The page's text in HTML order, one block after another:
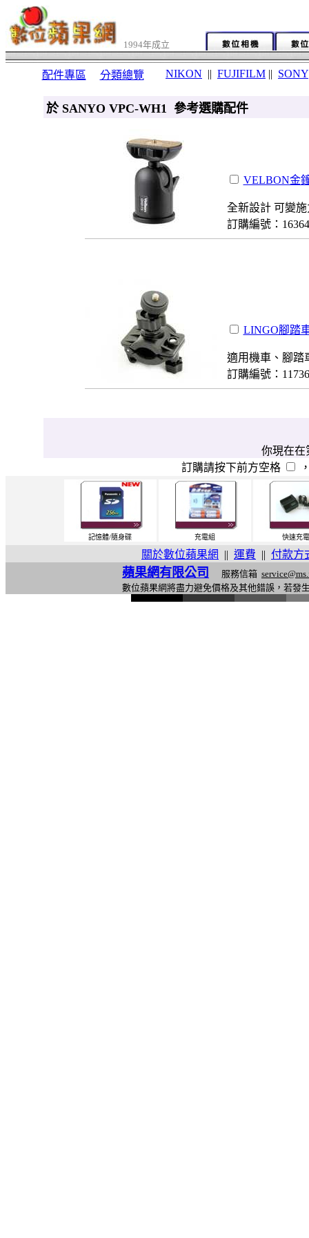
1994年成立
配件專區 分類總覽 NIKON || FUJIFILM || SONY
於 SANYO VPC-WH1 參考選購配件
VELBON金
全新設計 可變
訂購編號：
LINGO腳踏
適用機車、腳踏
訂購編號：
你現在在
訂購請按下前方空格
記憶體/隨身碟 充電組 快速充
關於數位蘋果網 || 運費 || 付款方
蘋果網有限公司 服務信箱
數位蘋果網將盡力避免價格及其他錯誤，若發